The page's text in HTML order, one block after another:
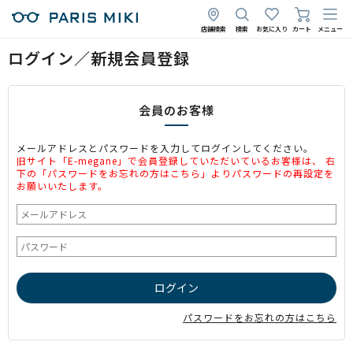
店舗検索 検索 お気に入り カート メニュー
ログイン／新規会員登録
会員のお客様
メールアドレスとパスワードを入力してログインしてください。
旧サイト「E-megane」で会員登録していただいているお客様は、 右
下の「パスワードをお忘れの方はこちら」よりパスワードの再設定を
お願いいたします。
パスワードをお忘れの方はこちら